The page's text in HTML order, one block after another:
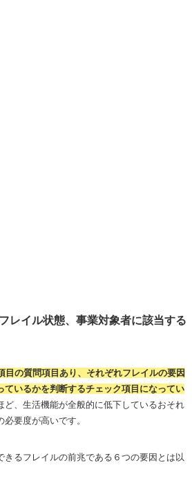
レイル状態、事業対象者に該当する
目の質問項目あり、それぞれフレイルの要因
ているかを判断するチェック項目になってい
ど、生活機能が全般的に低下しているおそれ
要度が高いです。
きるフレイルの前兆である６つの要因とは以